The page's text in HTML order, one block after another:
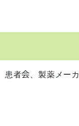
患者会、製薬メー